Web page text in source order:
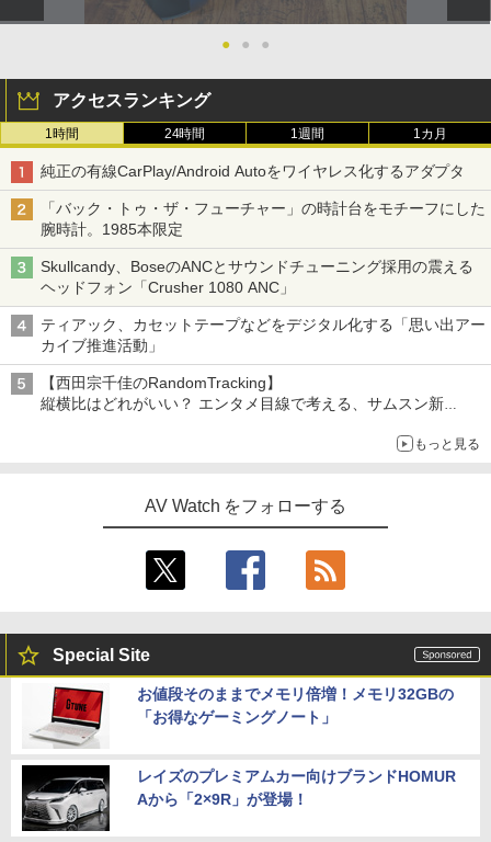
● ● ●
アクセスランキング
1時間 24時間 1週間 1カ月
純正の有線CarPlay/Android Autoをワイヤレス化するアダプタ
「バック・トゥ・ザ・フューチャー」の時計台をモチーフにした
腕時計。1985本限定
Skullcandy、BoseのANCとサウンドチューニング採用の震える
ヘッドフォン「Crusher 1080 ANC」
ティアック、カセットテープなどをデジタル化する「思い出アー
カイブ推進活動」
【西田宗千佳のRandomTracking】
縦横比はどれがいい？ エンタメ目線で考える、サムスン新
もっと見る
AV Watch をフォローする
Special Site
お値段そのままでメモリ倍増！メモリ32GBの
「お得なゲーミングノート」
レイズのプレミアムカー向けブランドHOMUR
Aから「2×9R」が登場！